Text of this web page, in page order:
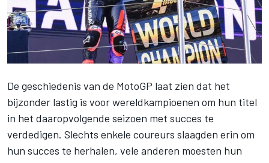
De geschiedenis van de MotoGP laat zien dat het
bijzonder lastig is voor wereldkampioenen om hun titel
in het daaropvolgende seizoen met succes te
verdedigen. Slechts enkele coureurs slaagden erin om
hun succes te herhalen, vele anderen moesten hun